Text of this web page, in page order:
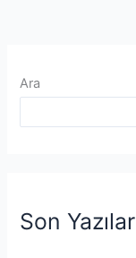
Ara
Son Yazılar